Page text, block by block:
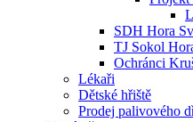
SDH Hora
TJ Sokol
Ochránci
Lékaři
Dětské hřiště
Prodej palivového